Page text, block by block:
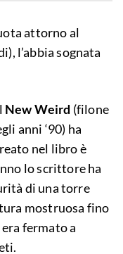
attorno al
l’abbia sognata
New Weird (filone
anni ‘90) ha
nel libro è
lo scrittore ha
di una torre
mostruosa fino
fermato a